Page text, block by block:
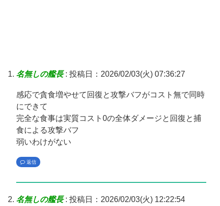
名無しの艦長: 投稿日：2026/02/03(火) 07:36:27
感応で貪食増やせて回復と攻撃バフがコスト無で同時
にできて
完全な食事は実質コスト0の全体ダメージと回復と捕
食による攻撃バフ
弱いわけがない
返信
名無しの艦長: 投稿日：2026/02/03(火) 12:22:54